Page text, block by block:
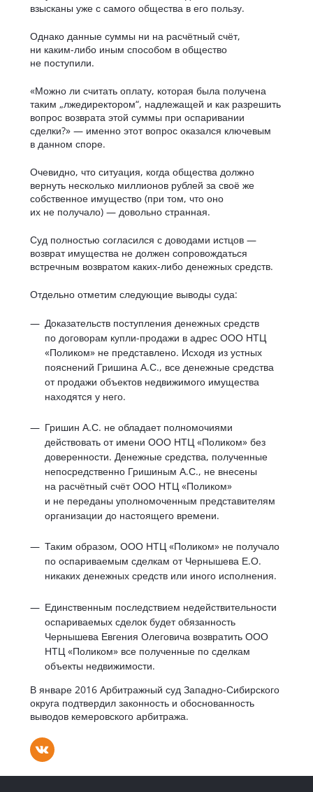
взысканы уже с самого общества в его пользу.
Однако данные суммы ни на расчётный счёт,
ни каким-либо иным способом в общество
не поступили.
«Можно ли считать оплату, которая была получена
таким „лжедиректором“, надлежащей и как разрешить
вопрос возврата этой суммы при оспаривании
сделки?» — именно этот вопрос оказался ключевым
в данном споре.
Очевидно, что ситуация, когда общества должно
вернуть несколько миллионов рублей за своё же
собственное имущество (при том, что оно
их не получало) — довольно странная.
Суд полностью согласился с доводами истцов —
возврат имущества не должен сопровождаться
встречным возвратом каких-либо денежных средств.
Отдельно отметим следующие выводы суда:
Доказательств поступления денежных средств
по договорам купли-продажи в адрес ООО НТЦ
«Поликом» не представлено. Исходя из устных
пояснений Гришина А.С., все денежные средства
от продажи объектов недвижимого имущества
находятся у него.
Гришин А.С. не обладает полномочиями
действовать от имени ООО НТЦ «Поликом» без
доверенности. Денежные средства, полученные
непосредственно Гришиным А.С., не внесены
на расчётный счёт ООО НТЦ «Поликом»
и не переданы уполномоченным представителям
организации до настоящего времени.
Таким образом, ООО НТЦ «Поликом» не получало
по оспариваемым сделкам от Чернышева Е.О.
никаких денежных средств или иного исполнения.
Единственным последствием недействительности
оспариваемых сделок будет обязанность
Чернышева Евгения Олеговича возвратить ООО
НТЦ «Поликом» все полученные по сделкам
объекты недвижимости.
В январе 2016 Арбитражный суд Западно-Сибирского
округа подтвердил законность и обоснованность
выводов кемеровского арбитража.